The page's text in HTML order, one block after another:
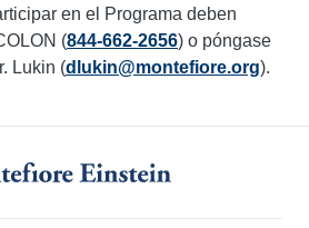
en el Programa deben
(844-662-2656) o póngase
Lukin (dlukin@montefiore.org).